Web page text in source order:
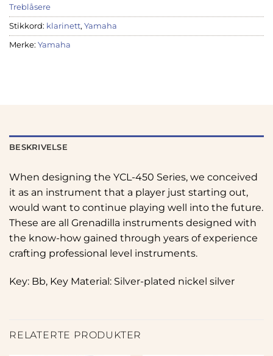
Treblåsere
Stikkord: klarinett, Yamaha
Merke: Yamaha
BESKRIVELSE
When designing the YCL-450 Series, we conceived
it as an instrument that a player just starting out,
would want to continue playing well into the future.
These are all Grenadilla instruments designed with
the know-how gained through years of experience
crafting professional level instruments.
Key: Bb, Key Material: Silver-plated nickel silver
RELATERTE PRODUKTER